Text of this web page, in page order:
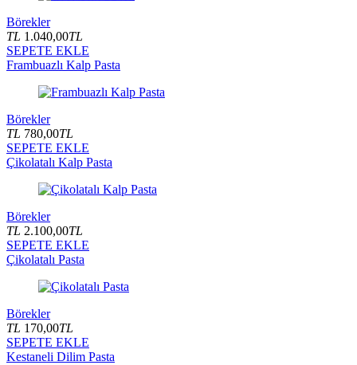
Börekler
TL 1.040,00TL
SEPETE EKLE
Frambuazlı Kalp Pasta
Börekler
TL 780,00TL
SEPETE EKLE
Çikolatalı Kalp Pasta
Börekler
TL 2.100,00TL
SEPETE EKLE
Çikolatalı Pasta
Börekler
TL 170,00TL
SEPETE EKLE
Kestaneli Dilim Pasta